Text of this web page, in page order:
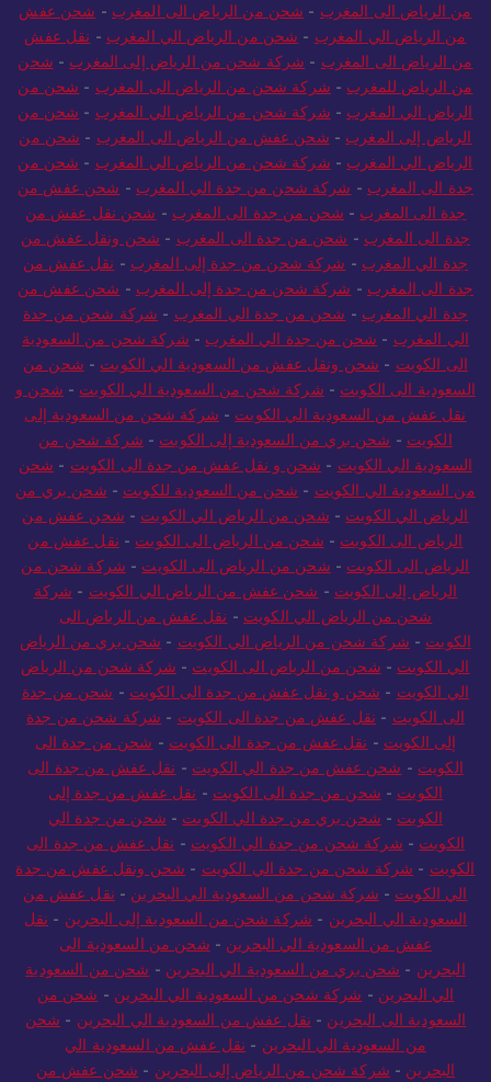
من الرياض الى المغرب - شحن من الرياض الى المغرب - شحن عفش
من الرياض الي المغرب - شحن من الرياض الي المغرب - نقل عفش
من الرياض الى المغرب - شركة شحن من الرياض إلى المغرب - شحن
من الرياض للمغرب - شركة شحن من الرياض الى المغرب - شحن من
الرياض الي المغرب - شركة شحن من الرياض الي المغرب - شحن من
الرياض إلى المغرب - شحن عفش من الرياض الى المغرب - شحن من
الرياض الي المغرب - شركة شحن من الرياض الي المغرب - شحن من
جدة الى المغرب - شركة شحن من جدة الي المغرب - شحن عفش من
جدة الى المغرب - شحن من جدة الى المغرب - شحن نقل عفش من
جدة الى المغرب - شحن من جدة الى المغرب - شحن ونقل عفش من
جدة الي المغرب - شركة شحن من جدة إلى المغرب - نقل عفش من
جدة الى المغرب - شركة شحن من جدة إلى المغرب - شحن عفش من
جدة الي المغرب - شحن من جدة الي المغرب - شركة شحن من جدة
الي المغرب - شحن من جدة الي المغرب - شركة شحن من السعودية
الى الكويت - شحن ونقل عفش من السعودية الي الكويت - شحن من
السعودية الى الكويت - شركة شحن من السعودية الي الكويت - شحن و
نقل عفش من السعودية الي الكويت - شركة شحن من السعودية إلى
الكويت - شحن بري من السعودية إلى الكويت - شركة شحن من
السعودية الي الكويت - شحن و نقل عفش من جدة الى الكويت - شحن
من السعودية الي الكويت - شحن من السعودية للكويت - شحن بري من
الرياض الي الكويت - شحن من الرياض الي الكويت - شحن عفش من
الرياض الى الكويت - شحن من الرياض الى الكويت - نقل عفش من
الرياض الى الكويت - شحن من الرياض الى الكويت - شركة شحن من
الرياض إلى الكويت - شحن عفش من الرياض الي الكويت - شركة
شحن من الرياض الي الكويت - نقل عفش من الرياض الى
الكويت - شركة شحن من الرياض الي الكويت - شحن بري من الرياض
الي الكويت - شحن من الرياض الى الكويت - شركة شحن من الرياض
الي الكويت - شحن و نقل عفش من جدة الى الكويت - شحن من جدة
الى الكويت - نقل عفش من جدة الى الكويت - شركة شحن من جدة
إلى الكويت - نقل عفش من جدة الى الكويت - شحن من جدة الى
الكويت - شحن عفش من جدة الي الكويت - نقل عفش من جدة الى
الكويت - شحن من جدة الى الكويت - نقل عفش من جدة إلى
الكويت - شحن بري من جدة الي الكويت - شحن من جدة الي
الكويت - شركة شحن من جدة الي الكويت - نقل عفش من جدة الى
الكويت - شركة شحن من جدة الي الكويت - شحن ونقل عفش من جدة
الي الكويت - شركة شحن من السعودية الي البحرين - نقل عفش من
السعودية الي البحرين - شركة شحن من السعودية إلى البحرين - نقل
عفش من السعودية الي البحرين - شحن من السعودية الى
البحرين - شحن بري من السعودية الي البحرين - شحن من السعودية
الي البحرين - شركة شحن من السعودية الي البحرين - شحن من
السعودية الى البحرين - نقل عفش من السعودية الي البحرين - شحن
من السعودية الي البحرين - نقل عفش من السعودية الي
البحرين - شركة شحن من الرياض إلى البحرين - شحن عفش من